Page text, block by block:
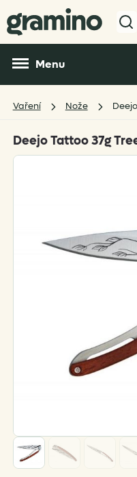
Menu
Vaření Nože
Deejo Tattoo 37g